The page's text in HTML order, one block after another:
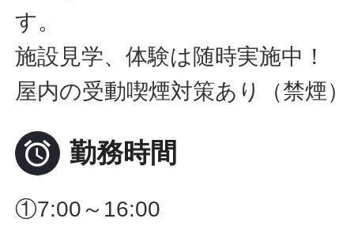
す。
施設見学、体験は随時実施中！
屋内の受動喫煙対策あり（禁煙）
 勤務時間
①7:00～16:00